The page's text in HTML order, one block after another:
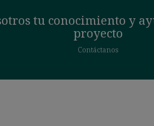
tu conocimiento y
proyecto
Contáctanos